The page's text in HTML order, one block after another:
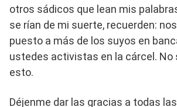
otros sádicos que lean mis
se rían de mi suerte, recuerden:
puesto a más de los suyos en
ustedes activistas en la cárcel. No
esto.
Déjenme dar las gracias a todas